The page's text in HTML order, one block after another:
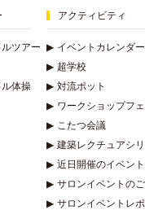
ツアー
体操
アクティビティ
▶ イベントカレンダー
▶ 超学校
▶ 対流ポット
▶ ワークショップフ
▶ こたつ会議
▶ 建築レクチュアシ
▶ 近日開催のイベント
▶ サロンイベントの
▶ サロンイベントレ